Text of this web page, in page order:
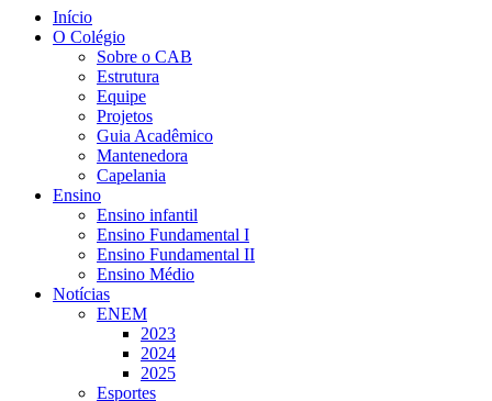
Início
O Colégio
Sobre o CAB
Estrutura
Equipe
Projetos
Guia Acadêmico
Mantenedora
Capelania
Ensino
Ensino infantil
Ensino Fundamental I
Ensino Fundamental II
Ensino Médio
Notícias
ENEM
2023
2024
2025
Esportes